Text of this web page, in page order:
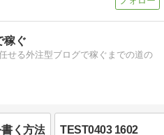
稼ぐ
せる外注型ブログで稼ぐまでの道の
く方法 TEST0403 1602